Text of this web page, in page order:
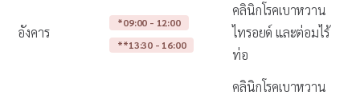
อังคาร
*09:00 - 12:00
**13:30 - 16:00
คลินิกโรคเบาหวาน
ไทรอยด์ และต่อมไร้
ท่อ
คลินิกโรคเบาหวาน